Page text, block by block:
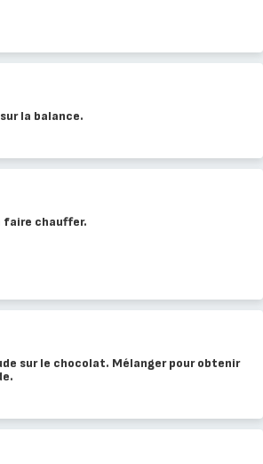
la balance.
faire chauffer.
sur le chocolat. Mélanger pour obtenir